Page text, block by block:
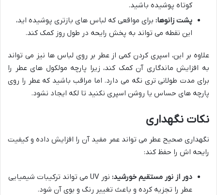
کوتاه پوشیده باشید.
پشت زانوها: برای مواقعی که لباس های بازتری پوشیده اید،
این نقطه می تواند به پخش رایحه در طول روز کمک کند.
علاوه بر این، اسپری کردن کمی از عطر بر روی لباس ها نیز می تواند
به افزایش ماندگاری آن کمک کند، زیرا پارچه مولکول های عطر را
برای مدت طولانی تری نگه می دارد. اما مراقب باشید که عطر را روی
پارچه های حساس یا روشن اسپری نکنید تا لکه ایجاد نشود.
نکات نگهداری
نگهداری صحیح عطر می تواند عمر مفید آن را افزایش داده و کیفیت
رایحه اش را حفظ کند:
دور از نور مستقیم خورشید:
نور UV می تواند ترکیبات شیمیایی
عطر را تجزیه کرده و باعث تغییر رنگ و بوی آن شود.